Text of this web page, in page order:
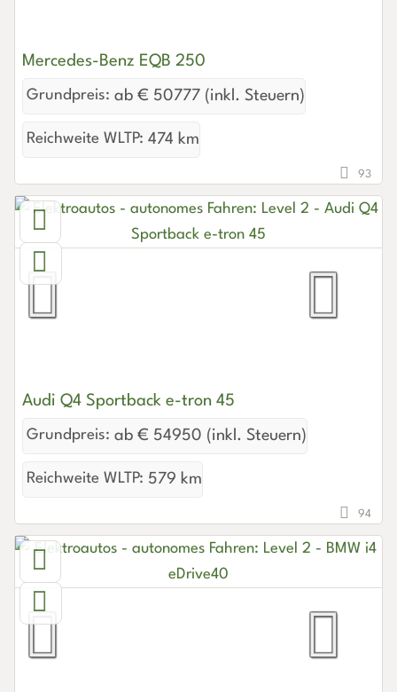
Mercedes-Benz EQB 250
Grundpreis: ab € 50777 (inkl. Steuern)
Reichweite WLTP: 474 km
93
Audi Q4 Sportback e-tron 45
Grundpreis: ab € 54950 (inkl. Steuern)
Reichweite WLTP: 579 km
94